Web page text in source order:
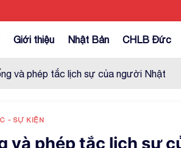
Giới thiệu Nhật Bản CHLB Đức
và phép tắc lịch sự của người Nhật
- SỰ KIỆN
và phép tắc lịch sự